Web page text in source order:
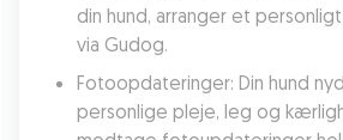
din hund, arranger et
via Gudog.
Fotoopdateringer: Din hund
personlige pleje, leg og